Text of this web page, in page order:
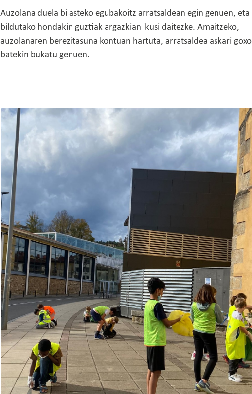
Auzolana duela bi asteko egubakoitz arratsaldean egin genuen, eta
bildutako hondakin guztiak argazkian ikusi daitezke. Amaitzeko,
auzolanaren berezitasuna kontuan hartuta, arratsaldea askari goxo
batekin bukatu genuen.